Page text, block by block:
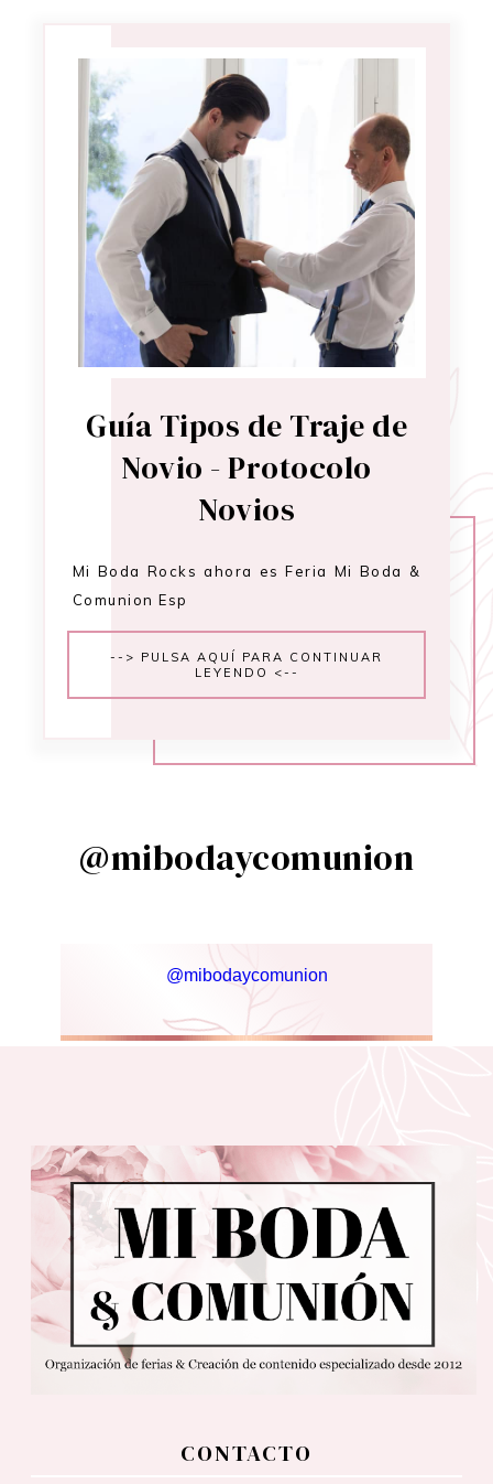
Guía Tipos de Traje de
Novio - Protocolo
Novios
Mi Boda Rocks ahora es Feria Mi Boda &
Comunion Esp
--> PULSA AQUÍ PARA CONTINUAR
LEYENDO <--
@mibodaycomunion
@mibodaycomunion
CONTACTO